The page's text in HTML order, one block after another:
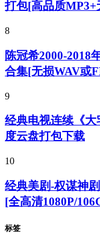
打包[高品质
8
陈冠希2000-2018
合集[无损WAV或
9
经典电视连续《
度云盘打包下载
10
经典美剧-权谋神
[全高清1080P/
标签